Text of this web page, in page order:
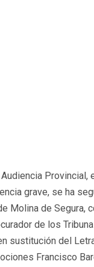
Provincial,
grave, se ha
Molina de Segura,
de los
sustitución del
Francisco